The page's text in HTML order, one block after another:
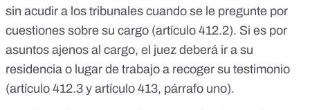
sin acudir a los tribunales cuando se le pregunte por
cuestiones sobre su cargo (artículo 412.2). Si es por
asuntos ajenos al cargo, el juez deberá ir a su
residencia o lugar de trabajo a recoger su testimonio
(artículo 412.3 y artículo 413, párrafo uno).